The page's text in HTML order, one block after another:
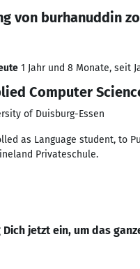
von burhanuddin
1 Jahr und 8 Monate, seit
Computer
of Duisburg-Essen
as Language student, to
Privateschule.
Dich jetzt ein, um das